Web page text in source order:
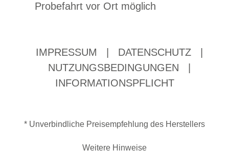
Probefahrt vor Ort möglich
IMPRESSUM DATENSCHUTZ
NUTZUNGSBEDINGUNGEN
INFORMATIONSPFLICHT
* Unverbindliche Preisempfehlung des Herstellers
Weitere Hinweise